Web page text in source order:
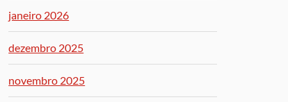
janeiro 2026
dezembro 2025
novembro 2025